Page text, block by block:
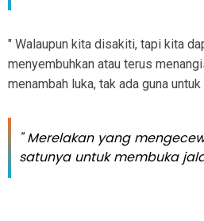
" Walaupun kita disakiti, tapi kita
menyembuhkan atau terus
menambah luka, tak ada guna
" Merelakan yang
satunya untuk membuka